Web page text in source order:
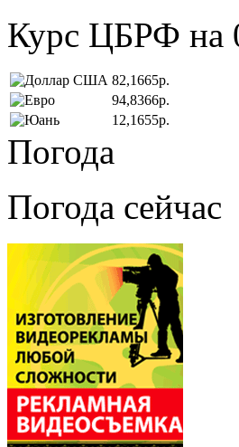
Курс ЦБРФ на
82,1665р.
94,8366р.
12,1655р.
Погода
Погода сейчас